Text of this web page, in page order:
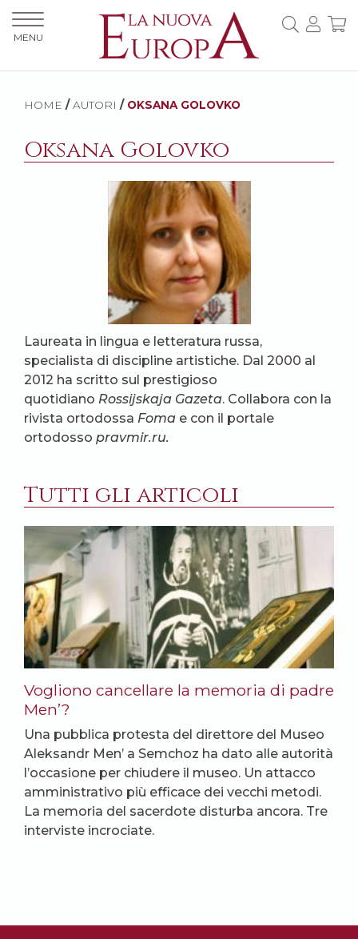
HOME / AUTORI / OKSANA GOLOVKO
Oksana Golovko
Laureata in lingua e letteratura russa,
specialista di discipline artistiche. Dal 2000 al
2012 ha scritto sul prestigioso
quotidiano Rossijskaja Gazeta. Collabora con la
rivista ortodossa Foma e con il portale
ortodosso pravmir.ru.
Tutti gli articoli
Vogliono cancellare la memoria di padre
Men’?
Una pubblica protesta del direttore del Museo
Aleksandr Men’ a Semchoz ha dato alle autorità
l’occasione per chiudere il museo. Un attacco
amministrativo più efficace dei vecchi metodi.
La memoria del sacerdote disturba ancora. Tre
interviste incrociate.
MENU